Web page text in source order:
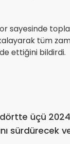
sayesinde
tüm
ettiğini bildirdi.
üçü
sürdürecek